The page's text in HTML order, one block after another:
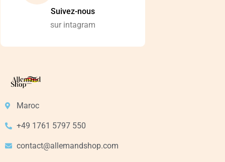
Suivez-nous
sur intagram
Maroc
+49 1761 5797 550
contact@allemandshop.com